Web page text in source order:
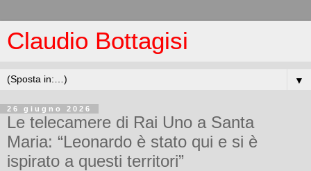
Claudio Bottagisi
▼
26 giugno 2026
Le telecamere di Rai Uno a Santa
Maria: “Leonardo è stato qui e si è
ispirato a questi territori”